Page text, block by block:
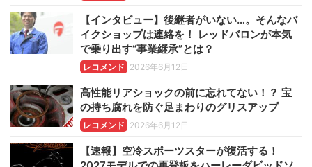
【インタビュー】後継者がいない…。そんなバ
イクショップは連絡を！ レッドバロンが本気
で乗り出す“事業継承”とは？
レコメンド 2026年6月12日
高性能リアショックの前に忘れてない！？ 宝
の持ち腐れを防ぐ足まわりのグリスアップ
レコメンド 2026年6月12日
【速報】空冷スポーツスターが復活する！